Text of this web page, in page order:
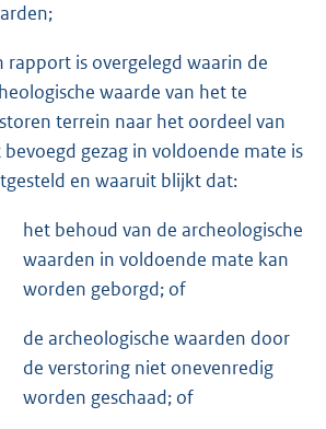
rapport is overgelegd waarin de
waarde van het te
terrein naar het oordeel van
bevoegd gezag in voldoende mate is
en waaruit blijkt dat:
het behoud van de archeologische
waarden in voldoende mate kan
worden geborgd; of
de archeologische waarden door
de verstoring niet onevenredig
worden geschaad; of